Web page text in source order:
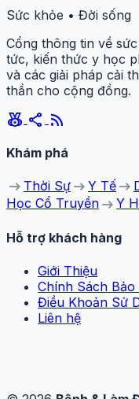
Sức khỏe • Đời sống
Cổng thông tin về
tức, kiến thức y học
và các giải pháp cải
thần cho cộng đồng.
social_leaderboard share rss_feed
Khám phá
arrow_right_alt Thời Sự arrow_right_alt Y Tế arrow_right_alt
Học Cổ Truyền arrow_right_alt Y
Hỗ trợ khách hàng
Giới Thiệu
Chính Sách Bảo
Điều Khoản Sử
Liên hệ